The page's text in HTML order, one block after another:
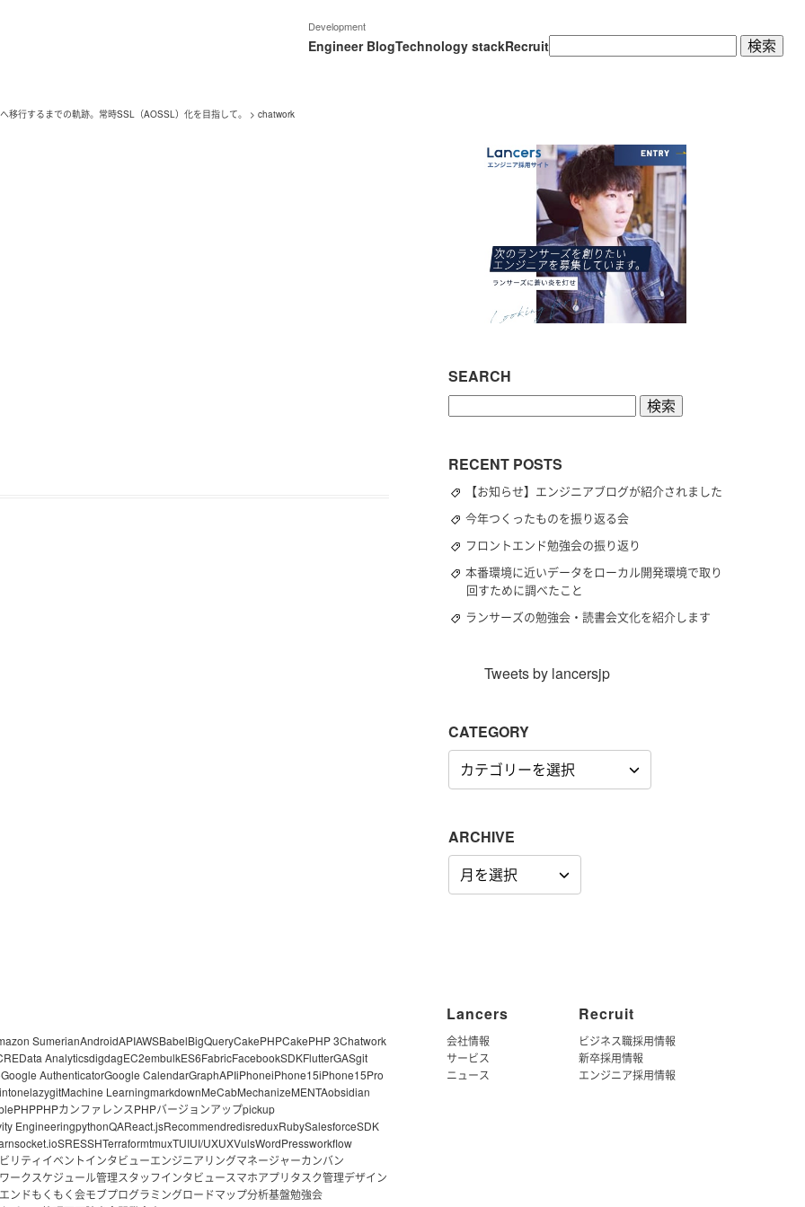
Development
Engineer BlogTechnology stackRecruit検
索:
移行するまでの軌跡。常時SSL（AOSSL）化を目指して。 > chatwork
SEARCH
RECENT POSTS
【お知らせ】エンジニアブログが紹介されました
今年つくったものを振り返る会
フロントエンド勉強会の振り返り
本番環境に近いデータをローカル開発環境で取り
回すために調べたこと
ランサーズの勉強会・読書会文化を紹介します
Tweets by lancersjp
CATEGORY
CATEGORY
ARCHIVE
ARCHIVE
SumerianAndroidAPIAWSBabelBigQueryCakePHPCakePHP 3Chatwork
Data AnalyticsdigdagEC2embulkES6FabricFacebookSDKFlutterGASgit
Google AuthenticatorGoogle CalendarGraphAPIiPhoneiPhone15iPhone15Pro
lazygitMachine LearningmarkdownMeCabMechanizeMENTAobsidian
PHPPHPカンファレンスPHPバージョンアップpickup
EngineeringpythonQAReact.jsRecommendredisreduxRubySalesforceSDK
socket.ioSRESSHTerraformtmuxTUIUI/UXUXVulsWordPressworkflow
リティ イベントインタビューエンジニアリングマネージャーカンバン
ークスケジュール管理スタッフインタビュースマホアプリタスク管理デザイン
ンドもくもく会モブプログラミングロードマップ分析基盤勉強会
Lancers
会社情報
サービス
ニュース
Recruit
ビジネス職採用情報
新卒採用情報
エンジニア採用情報